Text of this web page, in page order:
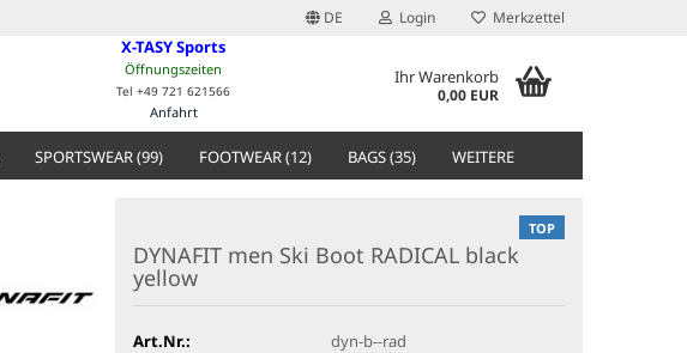
DE Login Merkzettel
X-TASY Sports
Öffnungszeiten
Tel +49 721 621566
Anfahrt
Ihr Warenkorb
0,00 EUR
SPORTSWEAR (99) FOOTWEAR (12) BAGS (35) WEITERE
TOP
DYNAFIT men Ski Boot RADICAL black
yellow
Art.Nr.:
dyn-b--rad